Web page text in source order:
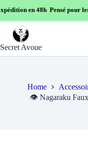
Pensé pour les particuliers
content
Secret Avoue
Home
👁️ Nagaraku